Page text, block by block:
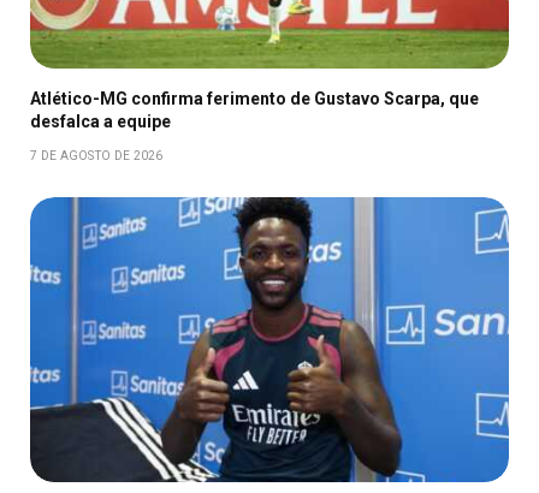
Atlético-MG confirma ferimento de Gustavo Scarpa, que
desfalca a equipe
7 DE AGOSTO DE 2026